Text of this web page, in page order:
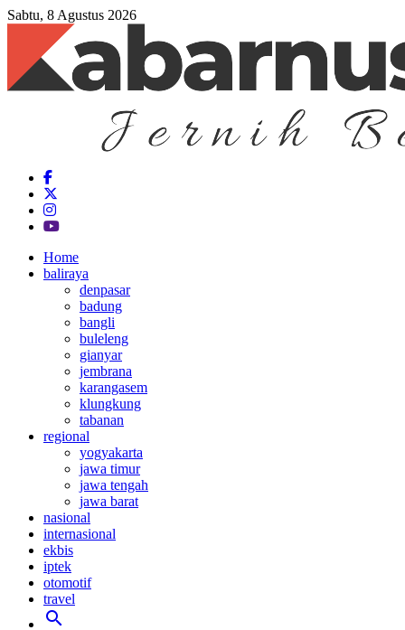
Sabtu, 8 Agustus 2026
Home
baliraya
denpasar
badung
bangli
buleleng
gianyar
jembrana
karangasem
klungkung
tabanan
regional
yogyakarta
jawa timur
jawa tengah
jawa barat
nasional
internasional
ekbis
iptek
otomotif
travel
search